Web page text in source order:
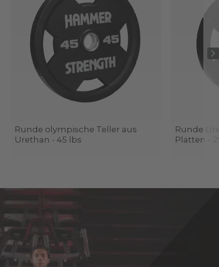
Runde olympische Teller aus
Urethan - 45 lbs
Runde
Platten -